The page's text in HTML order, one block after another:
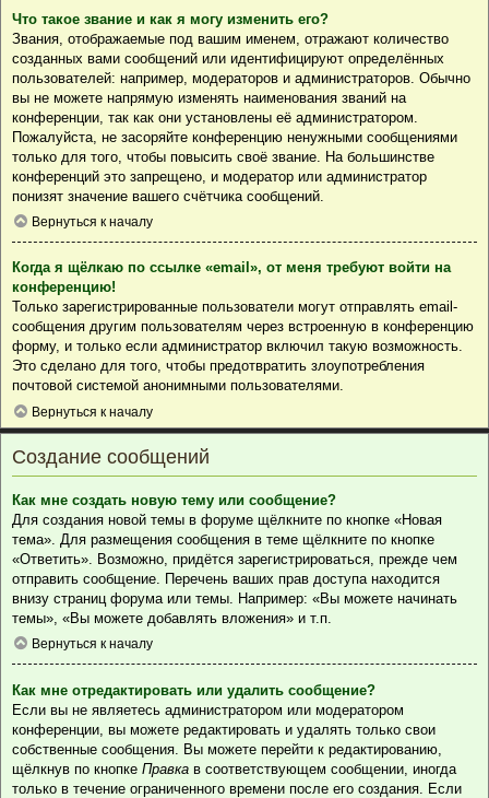
Что такое звание и как я могу изменить его?
Звания, отображаемые под вашим именем, отражают количество
созданных вами сообщений или идентифицируют определённых
пользователей: например, модераторов и администраторов. Обычно
вы не можете напрямую изменять наименования званий на
конференции, так как они установлены её администратором.
Пожалуйста, не засоряйте конференцию ненужными сообщениями
только для того, чтобы повысить своё звание. На большинстве
конференций это запрещено, и модератор или администратор
понизят значение вашего счётчика сообщений.
Вернуться к началу
Когда я щёлкаю по ссылке «email», от меня требуют войти на
конференцию!
Только зарегистрированные пользователи могут отправлять email-
сообщения другим пользователям через встроенную в конференцию
форму, и только если администратор включил такую возможность.
Это сделано для того, чтобы предотвратить злоупотребления
почтовой системой анонимными пользователями.
Вернуться к началу
Создание сообщений
Как мне создать новую тему или сообщение?
Для создания новой темы в форуме щёлкните по кнопке «Новая
тема». Для размещения сообщения в теме щёлкните по кнопке
«Ответить». Возможно, придётся зарегистрироваться, прежде чем
отправить сообщение. Перечень ваших прав доступа находится
внизу страниц форума или темы. Например: «Вы можете начинать
темы», «Вы можете добавлять вложения» и т.п.
Вернуться к началу
Как мне отредактировать или удалить сообщение?
Если вы не являетесь администратором или модератором
конференции, вы можете редактировать и удалять только свои
собственные сообщения. Вы можете перейти к редактированию,
щёлкнув по кнопке Правка в соответствующем сообщении, иногда
только в течение ограниченного времени после его создания. Если